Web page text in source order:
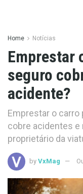
Home Notícias
Emprestar
seguro
acidente?
Emprestar o carro
cobre acidentes e
proprietário da
by VxMag